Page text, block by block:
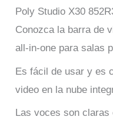
Poly Studio X30
Conozca la barra de
all-in-one para salas
Es fácil de usar y es
video en la nube
Las voces son